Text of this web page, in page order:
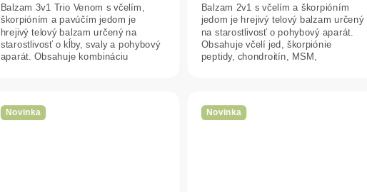
Balzam 3v1 Trio Venom s včelím,
škorpióním a pavúčím jedom je
hrejivý telový balzam určený na
starostlivosť o kĺby, svaly a pohybový
aparát. Obsahuje kombináciu
Balzam 2v1 s včelím a škorpióním
jedom je hrejivý telový balzam určený
na starostlivosť o pohybový aparát.
Obsahuje včelí jed, škorpiónie
peptidy, chondroitín, MSM,
Novinka Novinka